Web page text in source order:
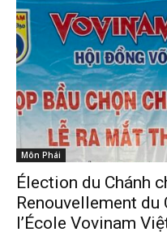
Môn Phái
Élection du Chánh
Renouvellement
l’École Vovinam